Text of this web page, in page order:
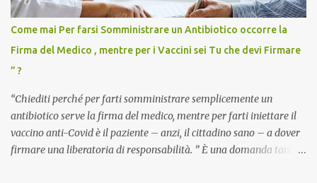
Come mai Per farsi Somministrare un Antibiotico occorre la
Firma del Medico , mentre per i Vaccini sei Tu che devi Firmare
” ?
“Chiediti perché per farti somministrare semplicemente un
antibiotico serve la firma del medico, mentre per farti iniettare il
vaccino anti-Covid è il paziente – anzi, il cittadino sano – a dover
firmare una liberatoria di responsabilità. ” È una domanda tanto